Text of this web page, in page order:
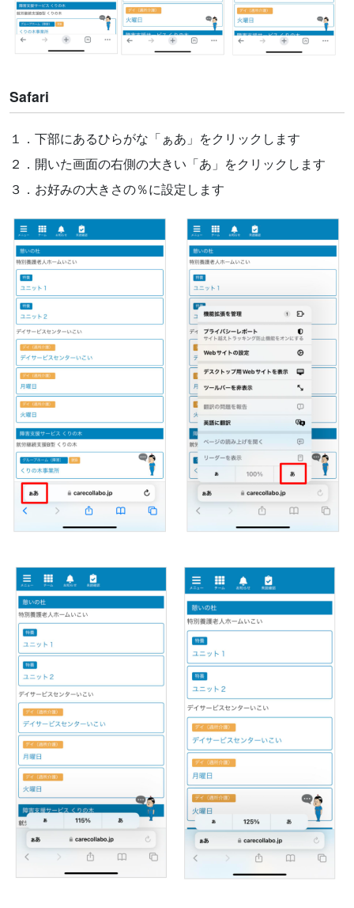
Safari
１．下部にあるひらがな「ぁあ」をクリックします
２．開いた画面の右側の大きい「あ」をクリックします
３．お好みの大きさの％に設定します